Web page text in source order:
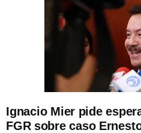
Ignacio Mier pide
FGR sobre caso